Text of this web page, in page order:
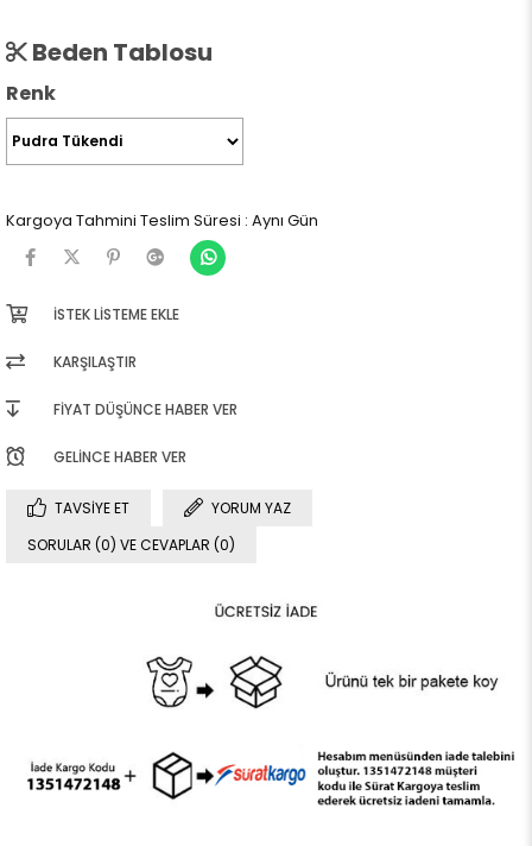
Beden Tablosu
Renk
Kargoya Tahmini Teslim Süresi : Aynı Gün
İSTEK LISTEME EKLE
KARŞILAŞTIR
FIYAT DÜŞÜNCE HABER VER
GELINCE HABER VER
TAVSIYE ET
YORUM YAZ
SORULAR (0) VE CEVAPLAR (0)